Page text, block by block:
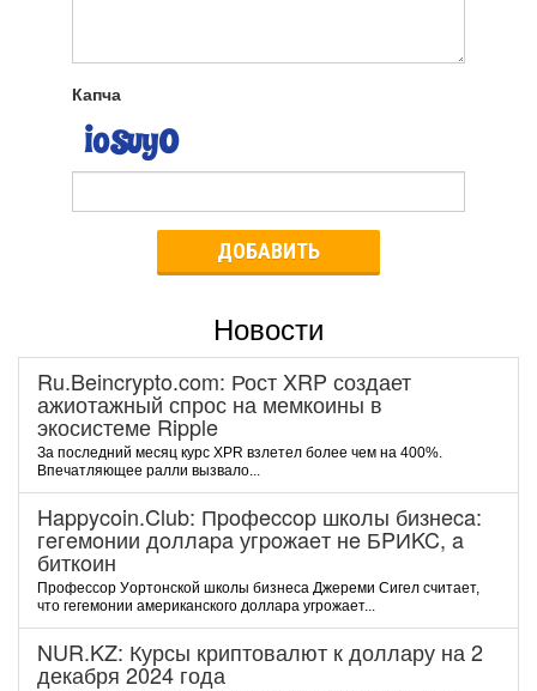
Капча
ДОБАВИТЬ
Новости
Ru.Beincrypto.com: Рост XRP создает
ажиотажный спрос на мемкоины в
экосистеме Ripple
За последний месяц курс XPR взлетел более чем на 400%.
Впечатляющее ралли вызвало...
Happycoin.Club: Пpoфeccop шкoлы бизнeca:
гeгeмoнии дoллapa угpoжaeт нe БPИKC, a
биткoин
Пpoфeccop Уopтoнcкoй шкoлы бизнeca Джepeми Cигeл cчитaeт,
чтo гeгeмoнии aмepикaнcкoгo дoллapa угpoжaeт...
NUR.KZ: Курсы криптовалют к доллару на 2
декабря 2024 года